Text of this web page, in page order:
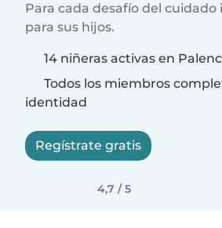
Para cada desafío del
para sus hijos.
14 niñeras activas en
Todos los miembros
identidad
Regístrate gratis
4,7 / 5